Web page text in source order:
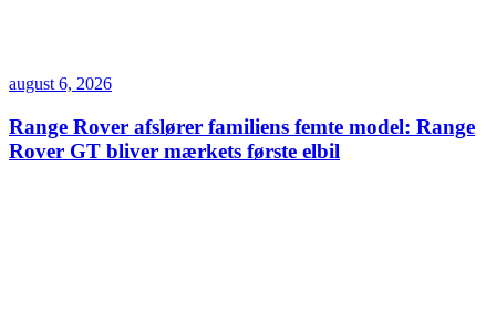
august 6, 2026
Range Rover afslører familiens femte model: Range
Rover GT bliver mærkets første elbil